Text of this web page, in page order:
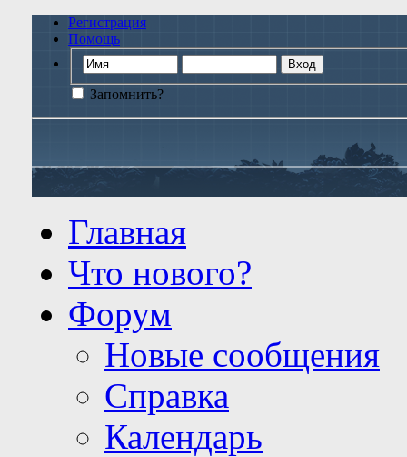
Регистрация
Помощь
Запомнить?
Главная
Что нового?
Форум
Новые сообщения
Справка
Календарь